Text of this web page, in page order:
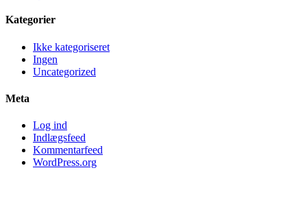
Kategorier
Ikke kategoriseret
Ingen
Uncategorized
Meta
Log ind
Indlægsfeed
Kommentarfeed
WordPress.org